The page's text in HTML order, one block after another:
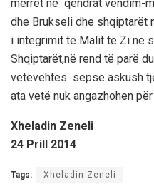
merret në qendrat vendim-
dhe Brukseli dhe shqiptarët
i integrimit të Malit të Zi në
Shqiptarët,në rend të parë
vetëvehtes sepse askush
ata vetë nuk angazhohen
Xheladin Zeneli
24 Prill 2014
Tags: Xheladin Zeneli